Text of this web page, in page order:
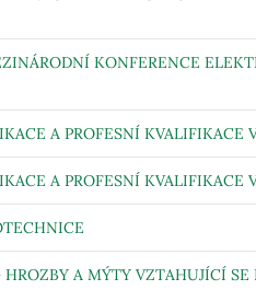
KONFERENCE
A PROFESNÍ
A PROFESNÍ KVALIFIKACE
A MÝTY VZTAHUJÍCÍ